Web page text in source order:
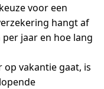
voor een
hangt af
jaar en hoe lang
op vakantie gaat, is